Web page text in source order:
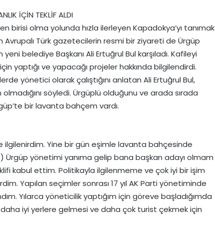
İÇİN TEKLİF ALDI
birisi olma yolunda hızla ilerleyen Kapadokya’yı tanımak
Avrupalı Türk gazetecilerin resmi bir ziyareti de Ürgüp
belediye Başkanı Ali Ertuğrul Bul karşıladı. Kafileyi
yaptığı ve yapacağı projeler hakkında bilgilendirdi.
yönetici olarak çalıştığını anlatan Ali Ertuğrul Bul,
söyledi. Ürgüplü olduğunu ve arada sırada
bir lavanta bahçem vardı.
ilgilenirdim. Yine bir gün eşimle lavanta bahçesinde
Ürgüp yönetimi yanıma gelip bana başkan adayı olmam
kabul ettim. Politikayla ilgilenmeme ve çok iyi bir işim
Yapılan seçimler sonrası 17 yıl AK Parti yönetiminde
Yılarca yöneticilik yaptığım için göreve başladığımda
daha iyi yerlere gelmesi ve daha çok turist çekmek için